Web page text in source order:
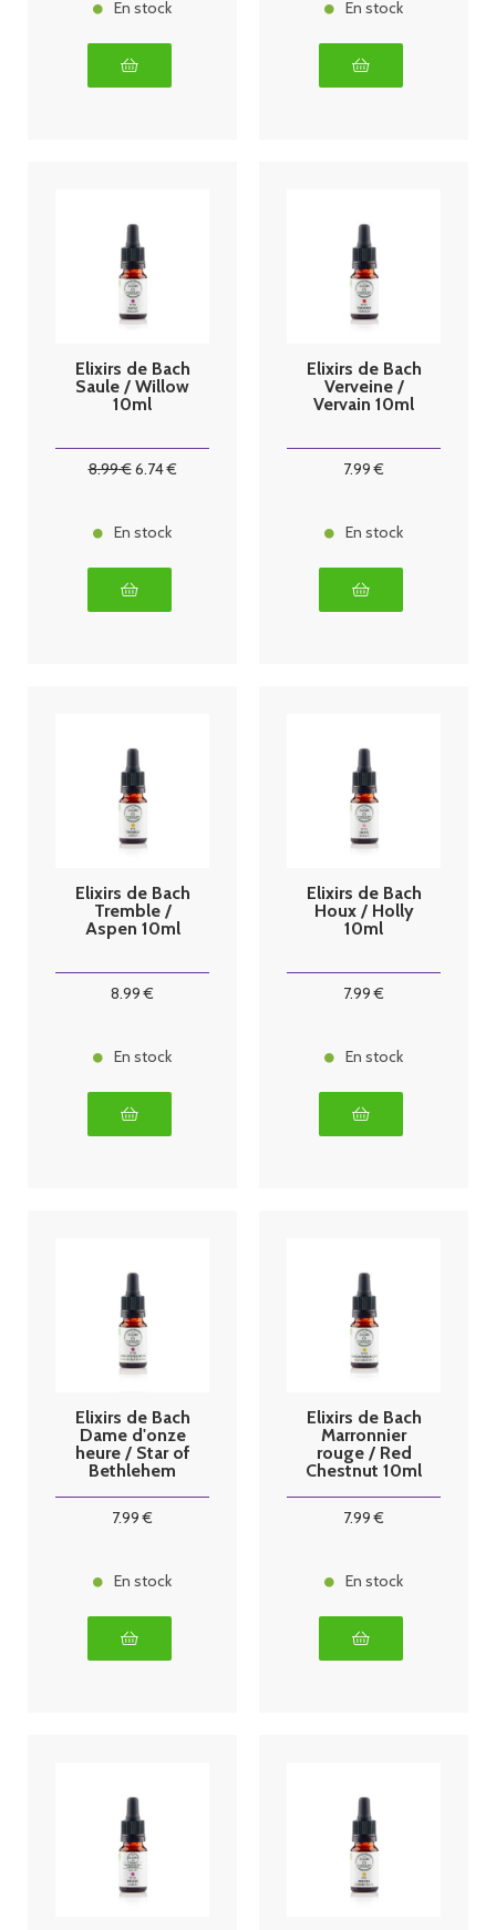
En stock En stock
Elixirs de Bach
Saule / Willow
10ml
8.99€6.74€
En stock
Elixirs de Bach
Verveine /
Vervain 10ml
7.99 €
En stock
Elixirs de Bach
Tremble /
Aspen 10ml
8.99 €
En stock
Elixirs de Bach
Houx / Holly
10ml
7.99 €
En stock
Elixirs de Bach
Dame d'onze
heure / Star of
Bethlehem
7.99 €
En stock
Elixirs de Bach
Marronnier
rouge / Red
Chestnut 10ml
7.99 €
En stock